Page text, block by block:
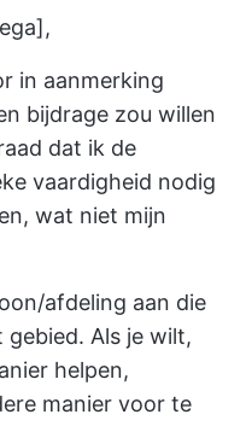
in aanmerking
bijdrage zou willen
dat ik de
vaardigheid nodig
wat niet mijn
afdeling aan die
Als je wilt,
helpen,
manier voor te